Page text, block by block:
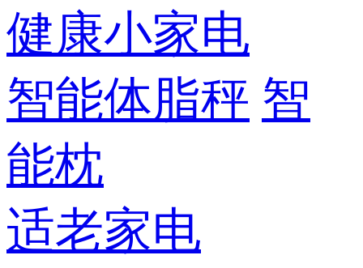
健康小家电
智能体脂秤 智
能枕
适老家电